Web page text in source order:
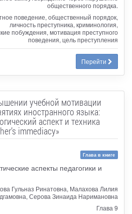
общественного порядка.
поведение, общественный порядок,
личность преступника, криминология,
побуждения, мотивация преступного
поведения, цель преступления
Перейти
учебной мотивации
иностранного языка:
аспект и техника
immediacy»
Глава в книге
аспекты педагогики и
Гульназ Ринатовна, Малахова Лилия
Серова Зинаида Наримановна
Глава 9